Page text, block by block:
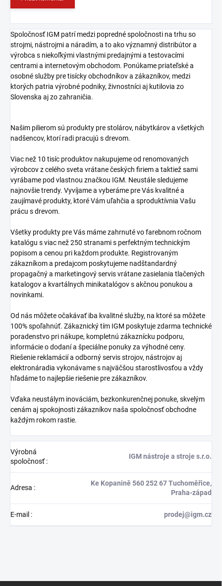
Spoločnosť IGM patrí medzi popredné spoločnosti na trhu so
strojmi, nástrojmi a náradím, a to ako významný distribútor a
výrobca s niekoľkými vlastnými predajnými a testovacími
centrami a internetovým obchodom. Ponúkame priateľské a
osobné služby pre tisícky obchodníkov a zákazníkov, medzi
ktorých patria výrobné podniky, živnostníci aj kutilovia zo
Slovenska aj zo zahraničia.
Našim pilierom sú produkty pre stolárov, nábytkárov a všetkých
nadšencov, ktorí radi pracujú s drevom.
Viac než 10 tisíc produktov nakupujeme od renomovaných
výrobcov z celého sveta vrátane českých firiem a taktiež sami
vyrábame pod vlastnou značkou IGM. Neustále sledujeme
najnovšie trendy. Vyvíjame a vyberáme pre Vás kvalitné a
zaujímavé produkty, ktoré Vám uľahčia a sproduktívnia Vašu
prácu s drevom.
Všetky produkty pre Vás máme zahrnuté vo farebnom ročnom
katalógu s viac než 250 stranami s perfektným technickým
popisom a cenou pri každom produkte. Registrovaným
zákazníkom a predajcom poskytujeme nadštandardný
propagačný a marketingový servis vrátane zasielania tlačených
katalogov a kvartálnych minikatalógov s akčnou ponukou a
novinkami.
Od nás môžete očakávať iba kvalitné služby, na ktoré sa môžete
100% spoľahnúť. Zákaznický tím IGM poskytuje zdarma technické
poradenstvo pri nákupe, kompletnú zákaznícku podporu,
informácie o dodaní a špeciálne ponuky za výhodné ceny.
Riešenie reklamácií a odborný servis strojov, nástrojov aj
elektronáradia vykonávame s najväčšou starostlivosťou a vždy
hľadáme to najlepšie riešenie pre zákazníkov.
Vďaka neustálym inováciám, bezkonkurenčnej ponuke, skvelým
cenám aj spokojnosti zákazníkov naša spoločnosť obchodne
každým rokom rastie.
Výrobná
spoločnosť:
IGM nástroje a stroje s.r.o.
Adresa :
Ke Kopanině 560 252 67 Tuchoměřice,
Praha-západ
E-mail : prodej@igm.cz